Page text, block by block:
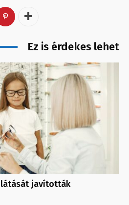
Ez is érdekes lehet
látását javították